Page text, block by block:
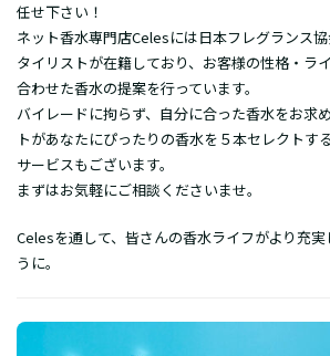
任せ下さい！
ネット香水専門店Celesには日本フレグランス
タイリストが在籍しており、お客様の性格・ラ
合わせた香水の提案を行っています。
バイレードに拘らず、自分に合った香水をお求
トがあなたにぴったりの香水を５本セレクトする
サービスもございます。
まずはお気軽にご相談くださいませ。
Celesを通して、皆さんの香水ライフがより充
うに。